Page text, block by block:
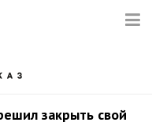
закрыть свой